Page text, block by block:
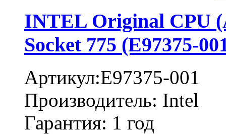
INTEL Original CPU
Socket 775 (E97375-
Артикул:E97375-001
Производитель: Intel
Гарантия: 1 год